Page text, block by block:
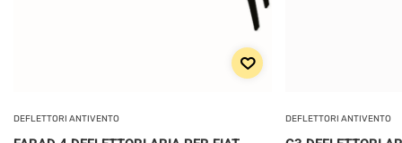
DEFLETTORI ANTIVENTO DEFLETTORI ANTIVENTO